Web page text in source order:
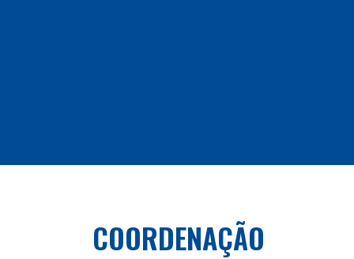
COORDENAÇÃO